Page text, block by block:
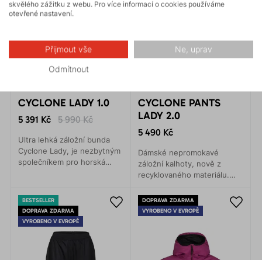
CYCLONE LADY 1.0
5 391 Kč 5 990 Kč
Ultra lehká záložní bunda
Cyclone Lady, je nezbytným
společníkem pro horská
CYCLONE PANTS
LADY 2.0
5 490 Kč
Dámské nepromokavé
záložní kalhoty, nově z
recyklovaného materiálu.
Sbalitelné, pohodlné a
funkční.
BESTSELLER
DOPRAVA ZDARMA
VYROBENO V EVROPĚ
DOPRAVA ZDARMA
VYROBENO V EVROPĚ
skvělého zážitku z webu. Pro více informací o cookies používáme
otevřené nastavení.
Přijmout vše Ne, uprav
Odmítnout